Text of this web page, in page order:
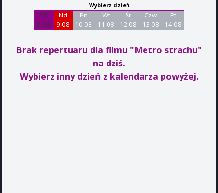
Wybierz dzień
Sb
8 08
Nd
9 08
Pn
10 08
Wt
11 08
Śr
12 08
Czw
13 08
Pt
14 08
Brak repertuaru dla filmu "Metro strachu"
na dziś.
Wybierz inny dzień z kalendarza powyżej.